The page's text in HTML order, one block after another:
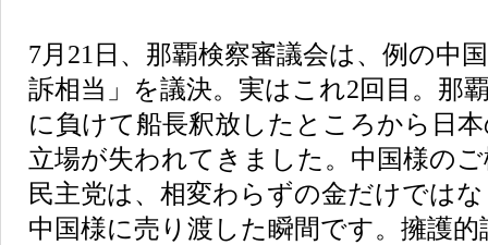
7月21日、那覇検察審議会は、例の中
訴相当」を議決。実はこれ2回目。那
に負けて船長釈放したところから日
立場が失われてきました。中国様の
民主党は、相変わらずの金だけでは
中国様に売り渡した瞬間です。擁護